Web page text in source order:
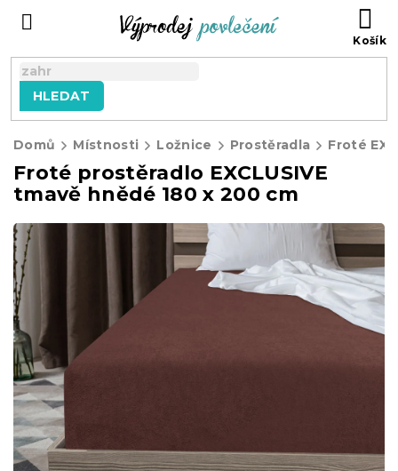
HLEDAT
Domů Místnosti Ložnice Prostěradla Froté
Froté prostěradlo EXCLUSIVE
tmavě hnědé 180 x 200 cm